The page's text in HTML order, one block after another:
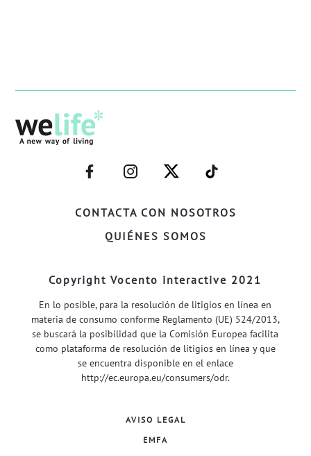
CONTACTA CON NOSOTROS
QUIÉNES SOMOS
–
FACEBOOK–
–
INSTAGRAM–
–
TWITTER–
–
WELIFE–
Copyright Vocento interactive 2021
En lo posible, para la resolución de litigios en línea en
materia de consumo conforme Reglamento (UE) 524/2013,
se buscará la posibilidad que la Comisión Europea facilita
como plataforma de resolución de litigios en línea y que
se encuentra disponible en el enlace
http://ec.europa.eu/consumers/odr.
AVISO LEGAL
EMFA